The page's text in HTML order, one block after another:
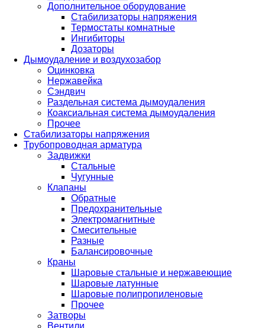
Дополнительное оборудование
Стабилизаторы напряжения
Термостаты комнатные
Ингибиторы
Дозаторы
Дымоудаление и воздухозабор
Оцинковка
Нержавейка
Сэндвич
Раздельная система дымоудаления
Коаксиальная система дымоудаления
Прочее
Стабилизаторы напряжения
Трубопроводная арматура
Задвижки
Стальные
Чугунные
Клапаны
Обратные
Предохранительные
Электромагнитные
Смесительные
Разные
Балансировочные
Краны
Шаровые стальные и нержавеющие
Шаровые латунные
Шаровые полипропиленовые
Прочее
Затворы
Вентили